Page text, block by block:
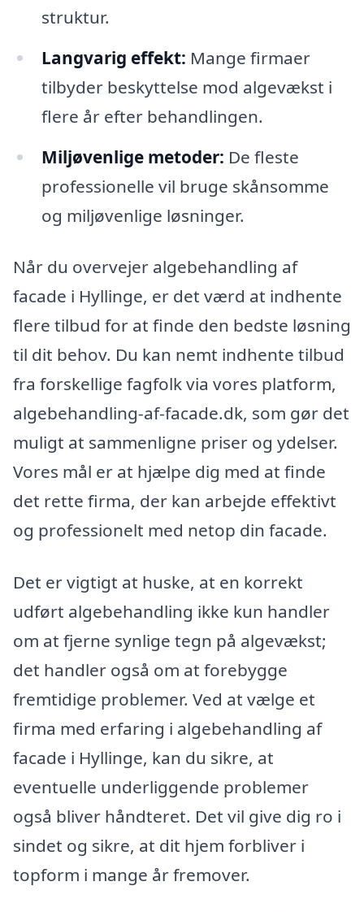
struktur.
Langvarig effekt: Mange firmaer
tilbyder beskyttelse mod algevækst i
flere år efter behandlingen.
Miljøvenlige metoder: De fleste
professionelle vil bruge skånsomme
og miljøvenlige løsninger.
Når du overvejer algebehandling af
facade i Hyllinge, er det værd at indhente
flere tilbud for at finde den bedste løsning
til dit behov. Du kan nemt indhente tilbud
fra forskellige fagfolk via vores platform,
algebehandling-af-facade.dk, som gør det
muligt at sammenligne priser og ydelser.
Vores mål er at hjælpe dig med at finde
det rette firma, der kan arbejde effektivt
og professionelt med netop din facade.
Det er vigtigt at huske, at en korrekt
udført algebehandling ikke kun handler
om at fjerne synlige tegn på algevækst;
det handler også om at forebygge
fremtidige problemer. Ved at vælge et
firma med erfaring i algebehandling af
facade i Hyllinge, kan du sikre, at
eventuelle underliggende problemer
også bliver håndteret. Det vil give dig ro i
sindet og sikre, at dit hjem forbliver i
topform i mange år fremover.